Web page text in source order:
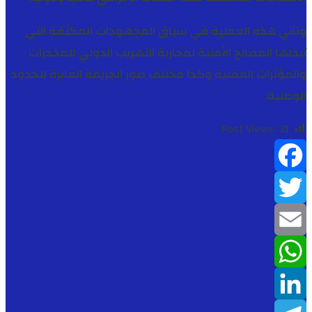
وتأتي هذه العملية في سياق المجهودات المكثفة التي
تبذلها المصالح الأمنية لمحاربة التهريب الدولي للمخدرات
والمؤثرات العقلية وكذا مختلف صور الجريمة العابرة للحدود
الوطنية.
Post Views:31
Facebook
Twitter
Email
WhatsApp